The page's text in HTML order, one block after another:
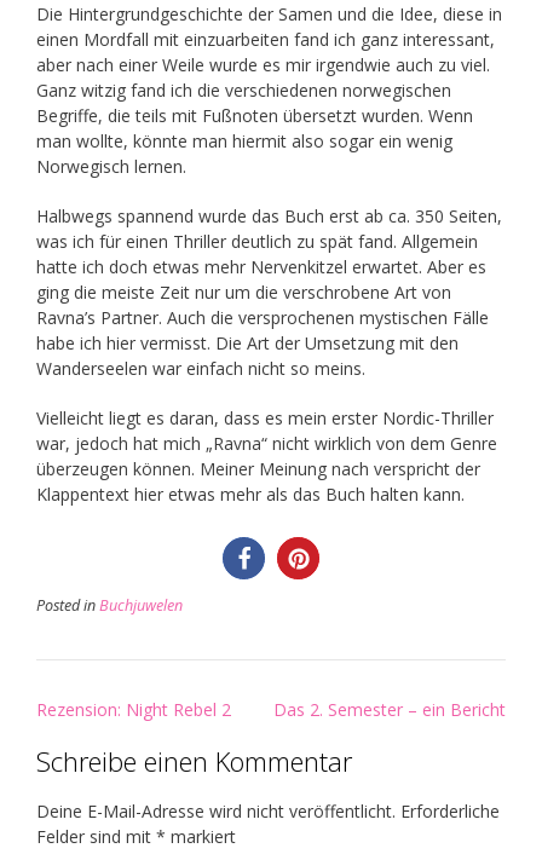
Die Hintergrundgeschichte der Samen und die Idee, diese in
einen Mordfall mit einzuarbeiten fand ich ganz interessant,
aber nach einer Weile wurde es mir irgendwie auch zu viel.
Ganz witzig fand ich die verschiedenen norwegischen
Begriffe, die teils mit Fußnoten übersetzt wurden. Wenn
man wollte, könnte man hiermit also sogar ein wenig
Norwegisch lernen.
Halbwegs spannend wurde das Buch erst ab ca. 350 Seiten,
was ich für einen Thriller deutlich zu spät fand. Allgemein
hatte ich doch etwas mehr Nervenkitzel erwartet. Aber es
ging die meiste Zeit nur um die verschrobene Art von
Ravna’s Partner. Auch die versprochenen mystischen Fälle
habe ich hier vermisst. Die Art der Umsetzung mit den
Wanderseelen war einfach nicht so meins.
Vielleicht liegt es daran, dass es mein erster Nordic-Thriller
war, jedoch hat mich „Ravna“ nicht wirklich von dem Genre
überzeugen können. Meiner Meinung nach verspricht der
Klappentext hier etwas mehr als das Buch halten kann.
Posted inBuchjuwelen
Post
Rezension: Night Rebel 2 Das 2. Semester – ein Bericht
Schreibe einen Kommentar
Deine E-Mail-Adresse wird nicht veröffentlicht. Erforderliche
Felder sind mit * markiert